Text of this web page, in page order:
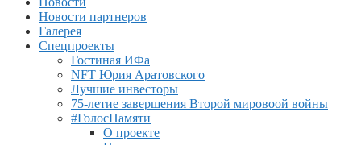
Новости партнеров
Галерея
Спецпроекты
Гостиная ИФа
NFT Юрия Аратовского
Лучшие инвесторы
75-летие завершения Второй мировоой войны
#ГолосПамяти
О проекте